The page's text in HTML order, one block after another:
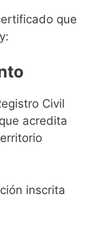
que
Civil
acredita
inscrita